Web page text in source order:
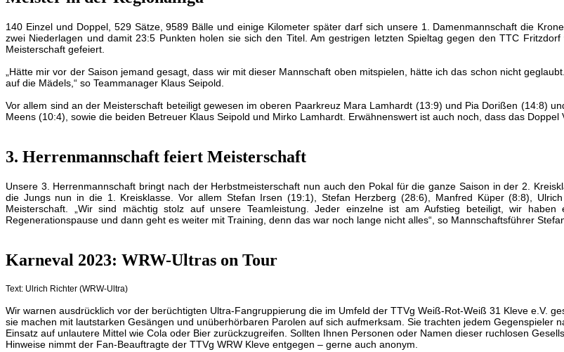
140 Einzel und Doppel, 529 Sätze, 9589 Bälle und einige Kilometer später darf sich unsere 1. Damenmannschaft die
zwei Niederlagen und damit 23:5 Punkten holen sie sich den Titel. Am gestrigen letzten Spieltag gegen den TTC
Meisterschaft gefeiert.
„Hätte mir vor der Saison jemand gesagt, dass wir mit dieser Mannschaft oben mitspielen, hätte ich das schon nicht
auf die Mädels,“ so Teammanager Klaus Seipold.
Vor allem sind an der Meisterschaft beteiligt gewesen im oberen Paarkreuz Mara Lamhardt (13:9) und Pia Dorißen (14:8)
Meens (10:4), sowie die beiden Betreuer Klaus Seipold und Mirko Lamhardt. Erwähnenswert ist auch noch, dass das
3. Herrenmannschaft feiert Meisterschaft
Unsere 3. Herrenmannschaft bringt nach der Herbstmeisterschaft nun auch den Pokal für die ganze Saison in der 2.
die Jungs nun in die 1. Kreisklasse. Vor allem Stefan Irsen (19:1), Stefan Herzberg (28:6), Manfred Küper (8:8),
Meisterschaft. „Wir sind mächtig stolz auf unsere Teamleistung. Jeder einzelne ist am Aufstieg beteiligt, wir
Regenerationspause und dann geht es weiter mit Training, denn das war noch lange nicht alles“, so Mannschaftsführer
Karneval 2023: WRW-Ultras on Tour
Text: Ulrich Richter (WRW-Ultra)
Wir warnen ausdrücklich vor der berüchtigten Ultra-Fangruppierung die im Umfeld der TTVg Weiß-Rot-Weiß 31 Kleve e.V.
sie machen mit lautstarken Gesängen und unüberhörbaren Parolen auf sich aufmerksam. Sie trachten jedem Gegenspieler
Einsatz auf unlautere Mittel wie Cola oder Bier zurückzugreifen. Sollten Ihnen Personen oder Namen dieser ruchlosen
Hinweise nimmt der Fan-Beauftragte der TTVg WRW Kleve entgegen – gerne auch anonym.